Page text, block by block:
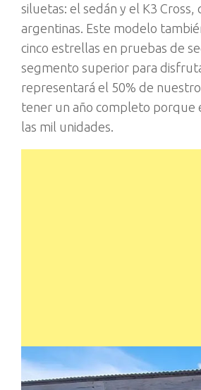
siluetas: el sedán y el K3
argentinas. Este modelo
cinco estrellas en pruebas de
segmento superior para
representará el 50% de
tener un año completo porque
las mil unidades.